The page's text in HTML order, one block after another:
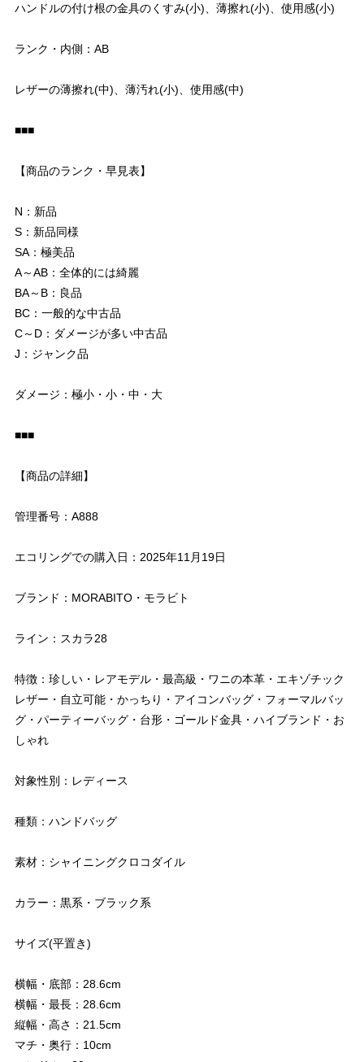
ハンドルの付け根の金具のくすみ(小)、薄擦れ(小)、使用感(小)
ランク・内側：AB
レザーの薄擦れ(中)、薄汚れ(小)、使用感(中)
■■■
【商品のランク・早見表】
N：新品
S：新品同様
SA：極美品
A～AB：全体的には綺麗
BA～B：良品
BC：一般的な中古品
C～D：ダメージが多い中古品
J：ジャンク品
ダメージ：極小・小・中・大
■■■
【商品の詳細】
管理番号：A888
エコリングでの購入日：2025年11月19日
ブランド：MORABITO・モラビト
ライン：スカラ28
特徴：珍しい・レアモデル・最高級・ワニの本革・エキゾチック
レザー・自立可能・かっちり・アイコンバッグ・フォーマルバッ
グ・パーティーバッグ・台形・ゴールド金具・ハイブランド・お
しゃれ
対象性別：レディース
種類：ハンドバッグ
素材：シャイニングクロコダイル
カラー：黒系・ブラック系
サイズ(平置き)
横幅・底部：28.6cm
横幅・最長：28.6cm
縦幅・高さ：21.5cm
マチ・奥行：10cm